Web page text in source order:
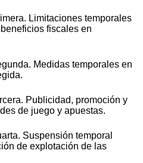
Limitaciones temporales
fiscales en
Medidas temporales en
Publicidad, promoción y
de juego y apuestas.
Suspensión temporal
de explotación de las